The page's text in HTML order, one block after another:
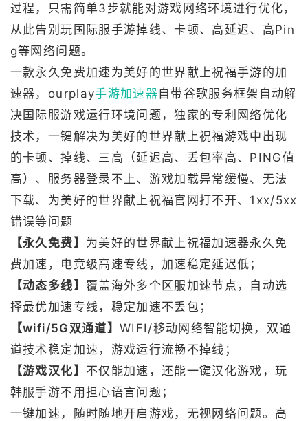
过程，只需简单3步就能对游戏网络环境进行优化，
从此告别玩国际服手游掉线、卡顿、高延迟、高Pin
g等网络问题。
一款永久免费加速为美好的世界献上祝福手游的加
速器，ourplay手游加速器自带谷歌服务框架自动解
决国际服游戏运行环境问题，独家的专利网络优化
技术，一键解决为美好的世界献上祝福游戏中出现
的卡顿、掉线、三高（延迟高、丢包率高、PING值
高）、服务器登录不上、游戏加载异常缓慢、无法
下载、为美好的世界献上祝福官网打不开、1xx/5xx
错误等问题
【永久免费】 为美好的世界献上祝福加速器永久免
费加速，电竞级高速专线，加速稳定延迟低；
【动态多线】 覆盖海外多个区服加速节点，自动选
择最优加速专线，稳定加速不丢包；
【wifi/5G双通道】 WIFI/移动网络智能切换，双通
道技术稳定加速，游戏运行流畅不掉线；
【游戏汉化】 不仅能加速，还能一键汉化游戏，玩
韩服手游不用担心语言问题；
一键加速，随时随地开启游戏，无视网络问题。高